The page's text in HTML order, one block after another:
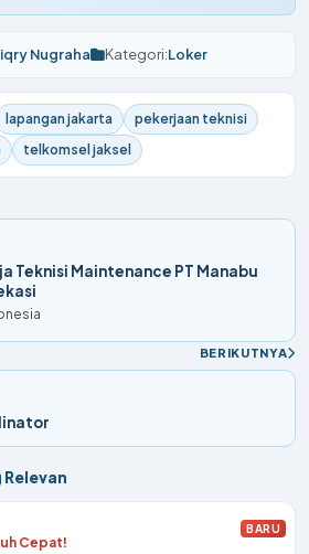
Nugraha Kategori:Loker
lapangan jakarta
pekerjaan teknisi
telkomsel jaksel
Teknisi Maintenance PT Manabu
BERIKUTNYA
Cepat!
BARU